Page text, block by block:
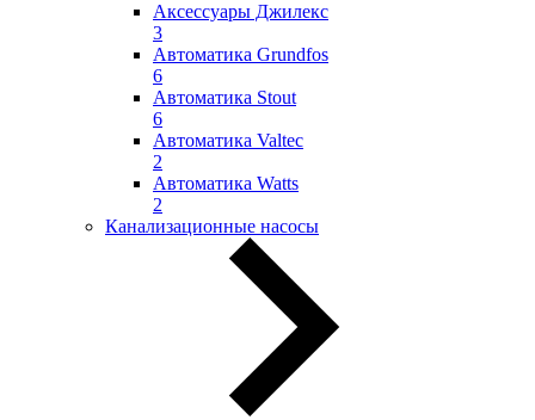
Аксессуары Джилекс
3
Автоматика Grundfos
6
Автоматика Stout
6
Автоматика Valtec
2
Автоматика Watts
2
Канализационные насосы